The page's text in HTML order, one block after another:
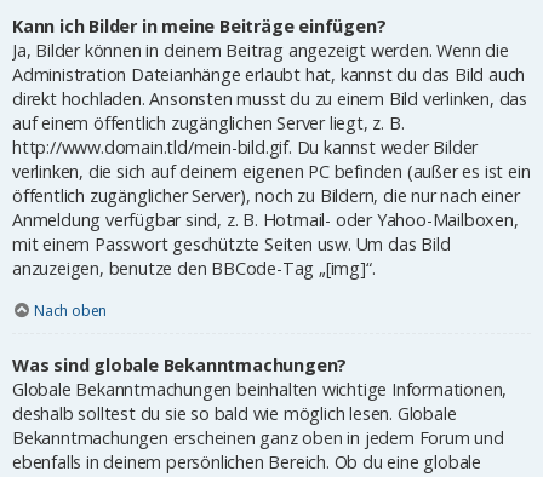
Kann ich Bilder in meine Beiträge einfügen?
Ja, Bilder können in deinem Beitrag angezeigt werden. Wenn die
Administration Dateianhänge erlaubt hat, kannst du das Bild auch
direkt hochladen. Ansonsten musst du zu einem Bild verlinken, das
auf einem öffentlich zugänglichen Server liegt, z. B.
http://www.domain.tld/mein-bild.gif. Du kannst weder Bilder
verlinken, die sich auf deinem eigenen PC befinden (außer es ist ein
öffentlich zugänglicher Server), noch zu Bildern, die nur nach einer
Anmeldung verfügbar sind, z. B. Hotmail- oder Yahoo-Mailboxen,
mit einem Passwort geschützte Seiten usw. Um das Bild
anzuzeigen, benutze den BBCode-Tag „[img]“.
Nach oben
Was sind globale Bekanntmachungen?
Globale Bekanntmachungen beinhalten wichtige Informationen,
deshalb solltest du sie so bald wie möglich lesen. Globale
Bekanntmachungen erscheinen ganz oben in jedem Forum und
ebenfalls in deinem persönlichen Bereich. Ob du eine globale